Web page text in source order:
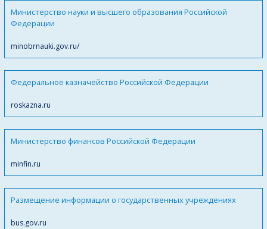
Министерство науки и высшего образования Российской
Федерации
minobrnauki.gov.ru/
Федеральное казначейство Российской Федерации
roskazna.ru
Министерство финансов Российской Федерации
minfin.ru
Размещение информации о государственных учреждениях
bus.gov.ru